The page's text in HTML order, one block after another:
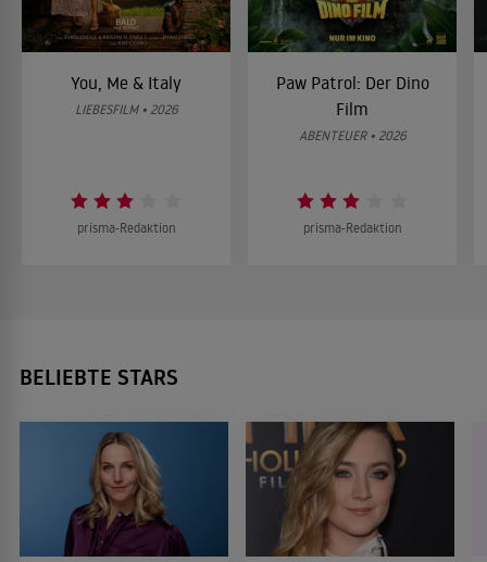
You, Me & Italy
LIEBESFILM • 2026
prisma-Redaktion
Paw Patrol: Der Dino
Film
ABENTEUER • 2026
prisma-Redaktion
BELIEBTE STARS